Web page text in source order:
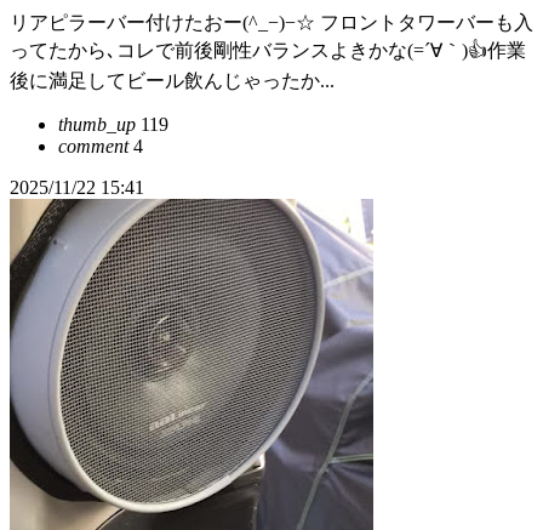
リアピラーバー付けたおー(^_−)−☆ フロントタワーバーも入
ってたから､コレで前後剛性バランスよきかな(=´∀｀)👍作業
後に満足してビール飲んじゃったか...
thumb_up 119
comment4
2025/11/22 15:41